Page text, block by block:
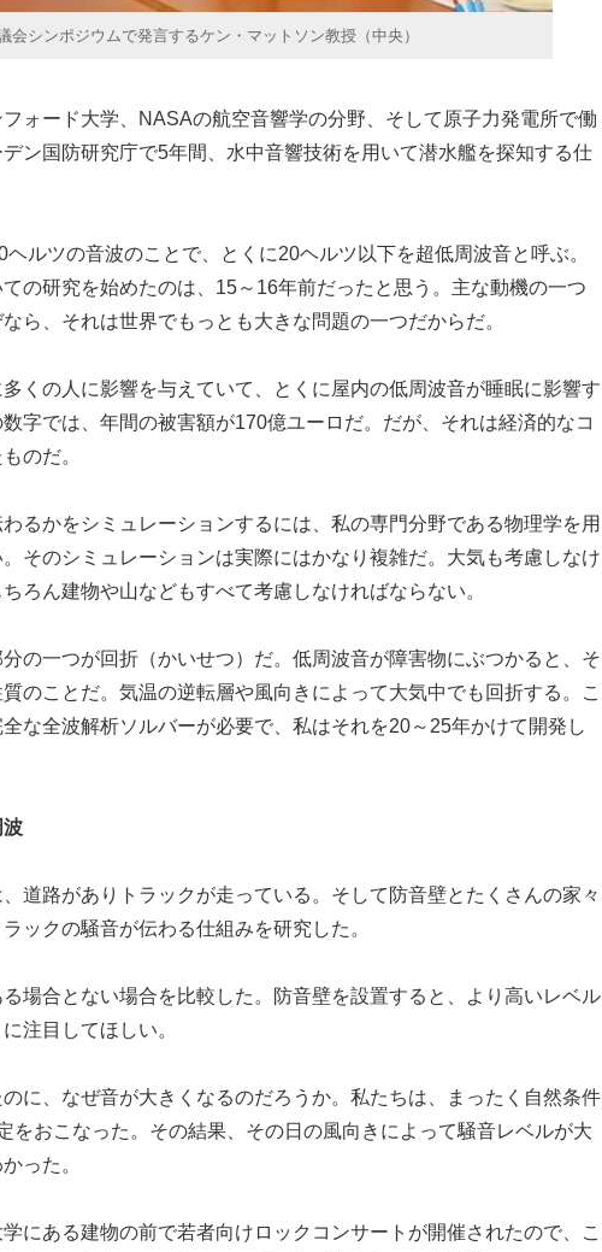
会シンポジウムで発言するケン・マットソン教授（中央）
ォード大学、NASAの航空音響学の分野、そして原子力発電所で働
ン国防研究庁で5年間、水中音響技術を用いて潜水艦を探知する仕
ルツの音波のことで、とくに20ヘルツ以下を超低周波音と呼ぶ。
の研究を始めたのは、15～16年前だったと思う。主な動機の一つ
ら、それは世界でもっとも大きな問題の一つだからだ。
くの人に影響を与えていて、とくに屋内の低周波音が睡眠に影響す
字では、年間の被害額が170億ユーロだ。だが、それは経済的なコ
のだ。
るかをシミュレーションするには、私の専門分野である物理学を用
そのシミュレーションは実際にはかなり複雑だ。大気も考慮しなけ
ろん建物や山などもすべて考慮しなければならない。
の一つが回折（かいせつ）だ。低周波音が障害物にぶつかると、そ
のことだ。気温の逆転層や風向きによって大気中でも回折する。こ
な全波解析ソルバーが必要で、私はそれを20～25年かけて開発し
波
道路がありトラックが走っている。そして防音壁とたくさんの家々
ックの騒音が伝わる仕組みを研究した。
場合とない場合を比較した。防音壁を設置すると、より高いレベル
注目してほしい。
に、なぜ音が大きくなるのだろうか。私たちは、まったく自然条件
をおこなった。その結果、その日の風向きによって騒音レベルが大
った。
にある建物の前で若者向けロックコンサートが開催されたので、こ